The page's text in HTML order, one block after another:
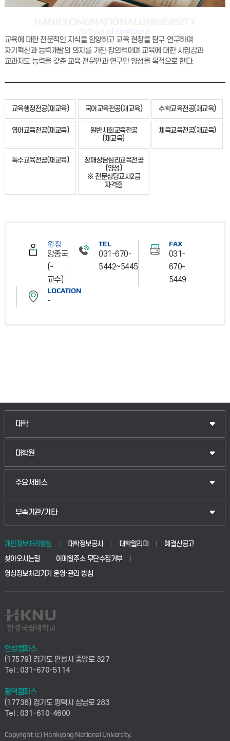
교육에 대한 전문적인 지식을 함양하고 교육 현장을 탐구·연구하여
자기혁신과 능력개발의 의지를 가진 창의적이며 교육에 대한 사명감과
교과지도 능력을 갖춘 교육 전문인과 연구인 양성을 목적으로 한다.
교육행정전공(재교육) 국어교육전공(재교육) 수학교육전공(재교육)
영어교육전공(재교육)
일반사회교육전공
(재교육)
체육교육전공(재교육)
특수교육전공(재교육)
장애상담심리교육전공
(양성)
※ 전문상담교사2급
자격증
원장
양종국
(-
교수)
TEL
031-670-
5442~5445
FAX
031-
670-
5449
LOCATION
-
대학
인문융합공공인재학부
법경영학부
웰니스산업융합학부
생명공학부
사회안전시스템공학부
컴퓨터응용수학부
ICT로봇기계공학부
전자전기공학부
대학원
일반대학원
산업대학원
공공정책대학원
교육대학원
주요서비스
입학안내
웹메일
학사시스템(전문학사 및 전공심화)
사이버캠퍼스(전문학사 및 전공심화)
연구실안전관리시스템
산학연구관리시스템
부속기관/기타
중앙도서관
학생생활관(안성)
산학협력단
취업지원센터
창업지원센터
현장실습지원센터
개인정보처리방침 대학정보공시 대학알리미
예결산공고
찾아오시는길
이메일주소 무단수집거부
영상정보처리기기 운영·관리 방침
안성캠퍼스
(17579) 경기도 안성시 중앙로 327
Tel : 031-670-5114
평택캠퍼스
(17738) 경기도 평택시 삼남로 283
Tel : 031-610-4600
Copyright (c) Hankyong National University.